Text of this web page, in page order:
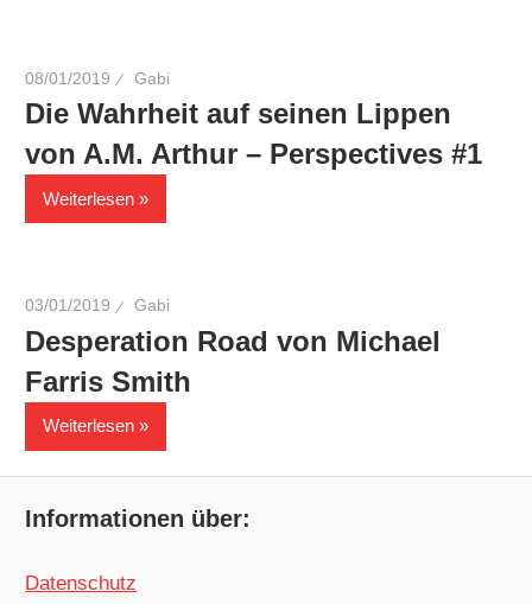
08/01/2019 Gabi
Die Wahrheit auf seinen Lippen
von A.M. Arthur – Perspectives #1
Weiterlesen
03/01/2019 Gabi
Desperation Road von Michael
Farris Smith
Weiterlesen
Informationen über:
Datenschutz